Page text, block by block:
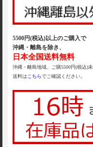
5500円(税込)以上のご購入で
沖縄・離島を除き、
日本全国送料無料
沖縄・離島地域、ご購5500円(税込)
送料は こちらでご確認ください。